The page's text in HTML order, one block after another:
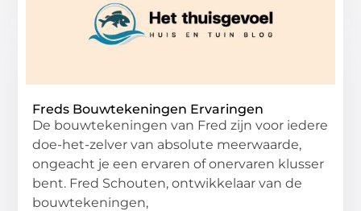
Freds Bouwtekeningen Ervaringen
De bouwtekeningen van Fred zijn voor iedere
doe-het-zelver van absolute meerwaarde,
ongeacht je een ervaren of onervaren klusser
bent. Fred Schouten, ontwikkelaar van de
bouwtekeningen,